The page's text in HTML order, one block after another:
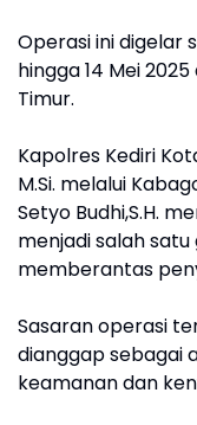
Operasi ini digelar
hingga 14 Mei
Timur.
Kapolres Kediri
M.Si. melalui
Setyo Budhi,S.H.
menjadi salah
memberantas
Sasaran operasi
dianggap sebagai
keamanan dan